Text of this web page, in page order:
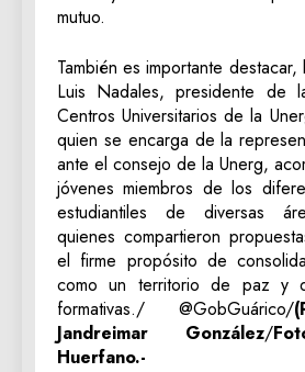
mutuo.
También es importante
Luis Nadales, presidente de
Centros Universitarios de la
quien se encarga de la
ante el consejo de la Unerg,
jóvenes miembros de los
estudiantiles de diversas
quienes compartieron
el firme propósito de
como un territorio de paz y
formativas./ @GobGuárico/
Jandreimar González/
Huerfano.-